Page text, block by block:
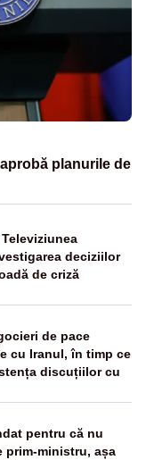
planurile de
deciziilor
de criză
de pace
cu Iranul, în timp ce
discuțiilor cu
pentru că nu
prim-ministru, așa